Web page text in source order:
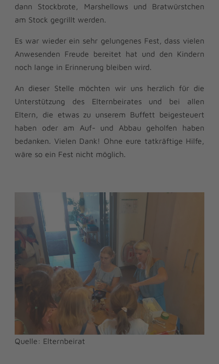
dann Stockbrote, Marshellows und Bratwürstchen
am Stock gegrillt werden.
Es war wieder ein sehr gelungenes Fest, dass vielen
Anwesenden Freude bereitet hat und den Kindern
noch lange in Erinnerung bleiben wird.
An dieser Stelle möchten wir uns herzlich für die
Unterstützung des Elternbeirates und bei allen
Eltern, die etwas zu unserem Buffett beigesteuert
haben oder am Auf- und Abbau geholfen haben
bedanken. Vielen Dank! Ohne eure tatkräftige Hilfe,
wäre so ein Fest nicht möglich.
Quelle: Elternbeirat